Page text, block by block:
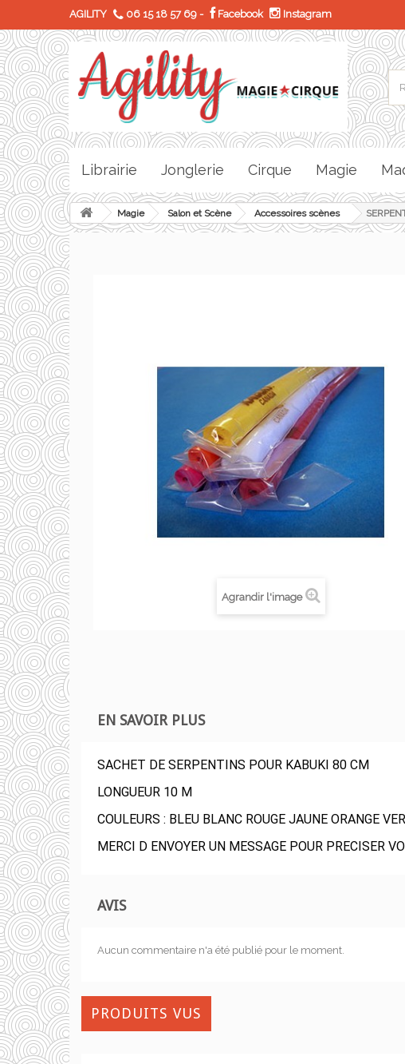
AGILITY 06 15 18 57 69 - Facebook Instagram
Librairie Jonglerie Cirque Magie
Magie Salon et Scène Accessoires scènes
Agrandir l'image
EN SAVOIR PLUS
SACHET DE SERPENTINS POUR KABUKI 80 CM
LONGUEUR 10 M
COULEURS : BLEU BLANC ROUGE JAUNE ORANGE
MERCI D ENVOYER UN MESSAGE POUR PRECISER
AVIS
Aucun commentaire n'a été publié pour le moment.
PRODUITS VUS